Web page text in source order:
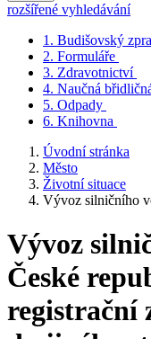
rozšířené vyhledávání
1. Budišovský
2. Formuláře
3. Zdravotnictví
4. Naučná
5. Odpady
6. Knihovna
Úvodní stránka
Město
Životní situace
Vývoz silničního
Vývoz
České
registrační